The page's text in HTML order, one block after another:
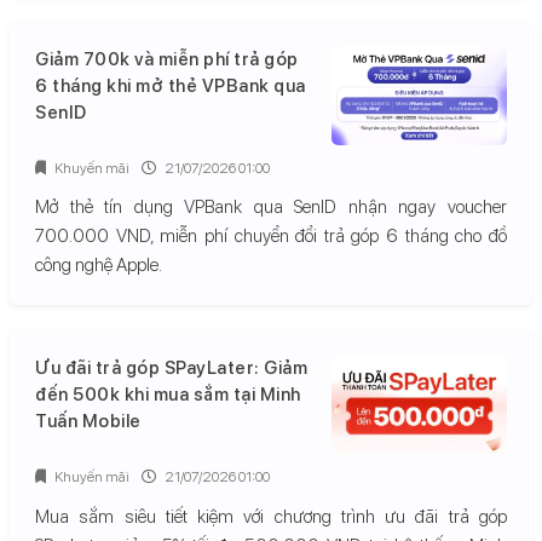
Giảm 700k và miễn phí trả góp
6 tháng khi mở thẻ VPBank qua
SenID
Mở thẻ tín dụng VPBank qua SenID nhận ngay voucher
700.000 VND, miễn phí chuyển đổi trả góp 6 tháng cho đồ
công nghệ Apple.
Khuyến mãi 21/07/2026 01:00
Ưu đãi trả góp SPayLater: Giảm
đến 500k khi mua sắm tại Minh
Tuấn Mobile
Mua sắm siêu tiết kiệm với chương trình ưu đãi trả góp
Khuyến mãi 21/07/2026 01:00